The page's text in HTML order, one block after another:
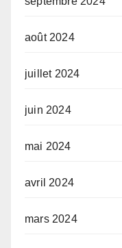
août 2024
juillet 2024
juin 2024
mai 2024
avril 2024
mars 2024